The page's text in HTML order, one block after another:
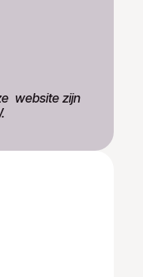
​website zijn